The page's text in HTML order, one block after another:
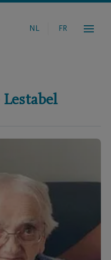
NL FR
Lestabel